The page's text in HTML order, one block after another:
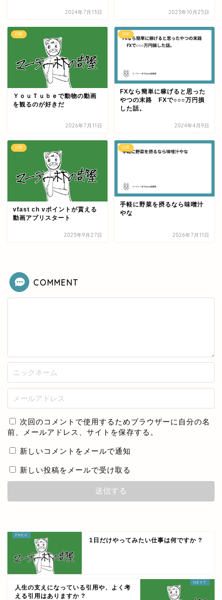
2024年7月13日 2023年10月25日
日常
ＹｏｕＴｕｂｅで動物の動画
を観るのが好きだ
2026年7月11日
日常
FXなら簡単に稼げると思った
やつの末路 FXで○○○万円損
した話。
2024年4月9日
日常
vfast ch vポイントが貰える
動画アプリスタート
2025年9月27日
日常
手軽に野菜を摂るなら味噌汁
やな
2026年7月11日
COMMENT
次回のコメントで使用するためブラウザーに自分の名
前、メールアドレス、サイトを保存する。
新しいコメントをメールで通知
新しい投稿をメールで受け取る
1日だけやってみたい仕事は何ですか ?
人生の支えになっている引用や、よく考
える引用はありますか ?